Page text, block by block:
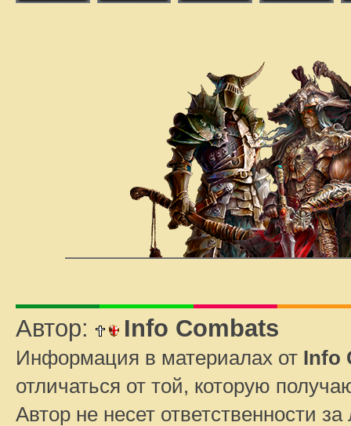
Автор: Info Combats
Информация в материалах от Info
отличаться от той, которую
Автор не несет ответственности